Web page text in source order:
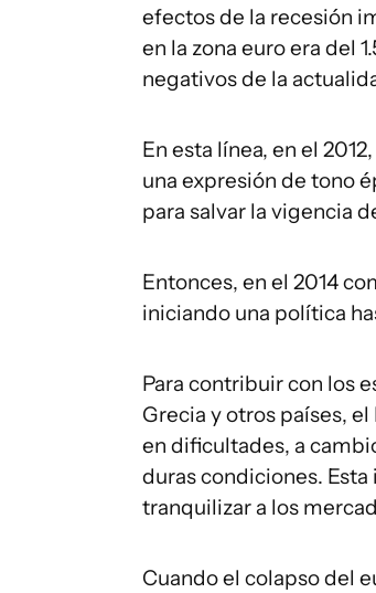
efectos de la recesión
en la zona euro era del
negativos de la
En esta línea, en el
una expresión de tono
para salvar la vigencia
Entonces, en el 2014
iniciando una política
Para contribuir con los
Grecia y otros países,
en dificultades, a
duras condiciones.
tranquilizar a los
Cuando el colapso del